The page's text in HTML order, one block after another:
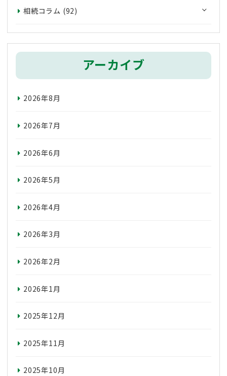
相続コラム (92)
アーカイブ
2026年8月
2026年7月
2026年6月
2026年5月
2026年4月
2026年3月
2026年2月
2026年1月
2025年12月
2025年11月
2025年10月